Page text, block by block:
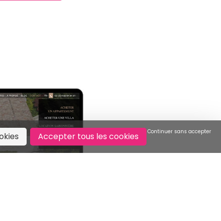
Accepter tous les cookies Continuer sans accepter